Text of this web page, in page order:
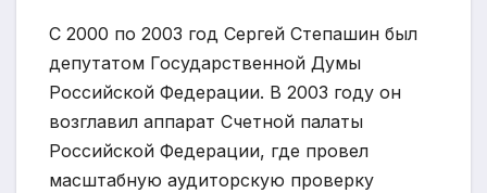
С 2000 по 2003 год Сергей Степашин был
депутатом Государственной Думы
Российской Федерации. В 2003 году он
возглавил аппарат Счетной палаты
Российской Федерации, где провел
масштабную аудиторскую проверку